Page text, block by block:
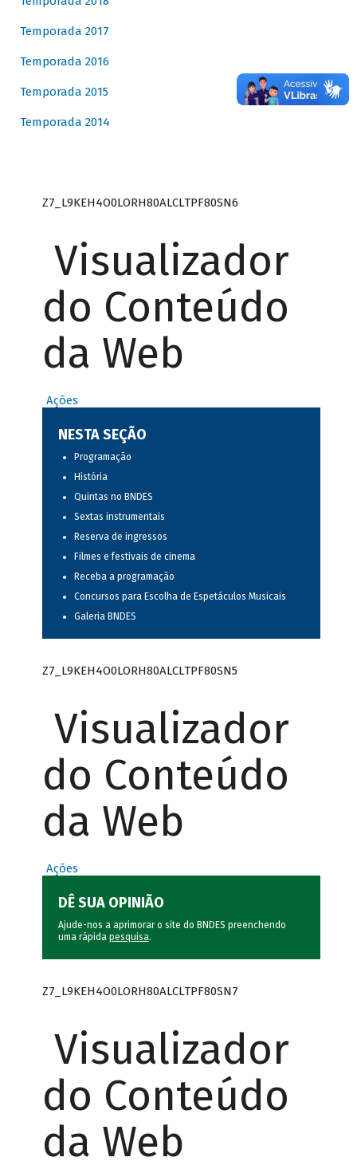
Temporada 2017
Temporada 2016
Temporada 2015
Temporada 2014
Z7_L9KEH4O0LORH80ALCLTPF80SN6
Visualizador
do Conteúdo
da Web
Ações
NESTA SEÇÃO
Programação
História
Quintas no BNDES
Sextas instrumentais
Reserva de ingressos
Filmes e festivais de cinema
Receba a programação
Concursos para Escolha de Espetáculos Musicais
Galeria BNDES
Z7_L9KEH4O0LORH80ALCLTPF80SN5
Visualizador
do Conteúdo
da Web
Ações
DÊ SUA OPINIÃO
Ajude-nos a aprimorar o site do BNDES preenchendo
uma rápida pesquisa.
Z7_L9KEH4O0LORH80ALCLTPF80SN7
Visualizador
do Conteúdo
da Web